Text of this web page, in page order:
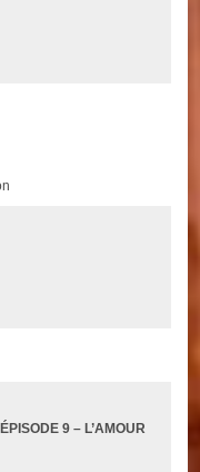
9 – L’AMOUR